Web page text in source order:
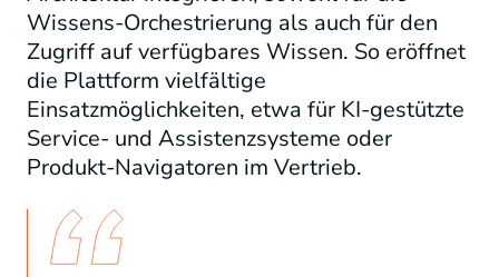
Wissens-Orchestrierung als auch für den
Zugriff auf verfügbares Wissen. So eröffnet
die Plattform vielfältige
Einsatzmöglichkeiten, etwa für KI-gestützte
Service- und Assistenzsysteme oder
Produkt-Navigatoren im Vertrieb.